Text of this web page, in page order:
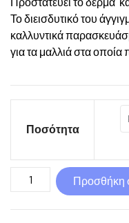
Το διεισδυτικό του
καλλυντικά
για τα μαλλιά στα
Ποσότητα
Monoi
φυτικό
Προσθήκη